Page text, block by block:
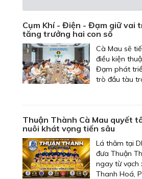
Cụm Khí - Điện - Đạm giữ vai
tăng trưởng hai con số
Cà Mau sẽ
điều kiện
Đạm phát
trò đầu tàu
Thuận Thành Cà Mau quyết
nuôi khát vọng tiến sâu
Lá thăm tại
đưa Thuận
ngay từ vạch
Thanh Hoá,